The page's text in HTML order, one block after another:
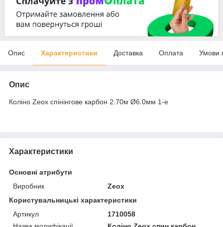
Опис Характеристики Доставка Оплата Умови
Опис
Коліно Zeox спінінгове карбон 2.70м Ø6.0мм 1-е
Характеристики
Основні атрибути
Виробник
Zeox
Користувальницькі характеристики
Артикул
1710058